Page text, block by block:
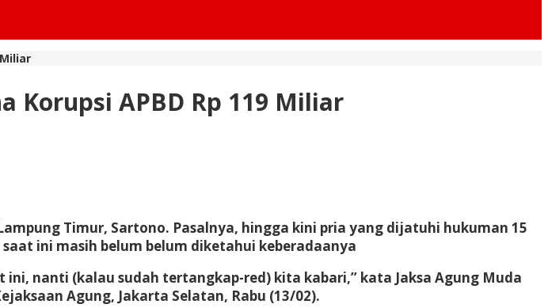
Korupsi APBD Rp 119 Miliar
Timur, Sartono. Pasalnya, hingga kini pria yang dijatuhi hukuman 15
ini masih belum belum diketahui keberadaanya
nanti (kalau sudah tertangkap-red) kita kabari,” kata Jaksa Agung Muda
Agung, Jakarta Selatan, Rabu (13/02).